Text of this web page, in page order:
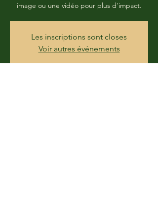
image ou une vidéo pour plus d'impact.
Les inscriptions sont closes
Voir autres événements